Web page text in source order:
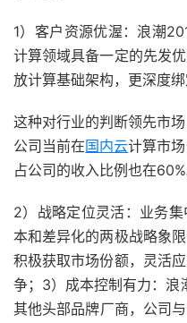
1）客户资源优渥：浪潮
计算领域具备一定的先发
放计算基础架构，更深度绑
这种对行业的判断领先市
公司当前在国内云计算市
占公司的收入比例也在60%
2）战略定位灵活：业务
本和差异化的两极战略象
积极获取市场份额，灵活
争；3）成本控制有力：
其他头部品牌厂商，公司